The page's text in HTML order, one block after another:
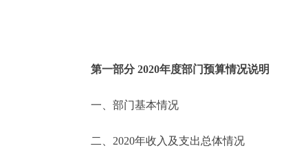
第一部分 2020年度部门预算情况说明
一、部门基本情况
二、2020年收入及支出总体情况